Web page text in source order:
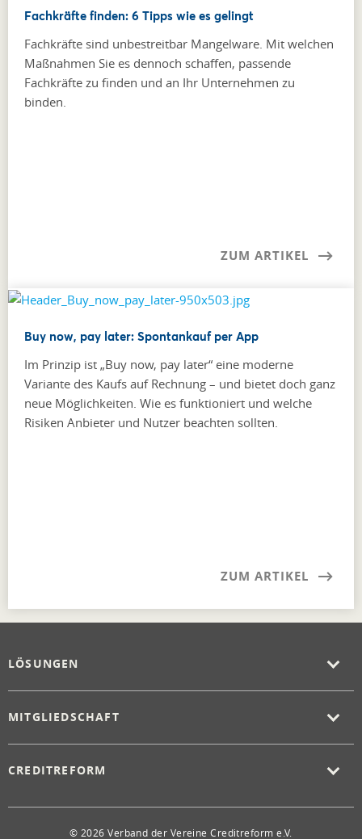
Fachkräfte finden: 6 Tipps wie es gelingt
Fachkräfte sind unbestreitbar Mangelware. Mit welchen
Maßnahmen Sie es dennoch schaffen, passende
Fachkräfte zu finden und an Ihr Unternehmen zu
binden.
ZUM ARTIKEL
Buy now, pay later: Spontankauf per App
Im Prinzip ist „Buy now, pay later“ eine moderne
Variante des Kaufs auf Rechnung – und bietet doch ganz
neue Möglichkeiten. Wie es funktioniert und welche
Risiken Anbieter und Nutzer beachten sollten.
ZUM ARTIKEL
LÖSUNGEN
MITGLIEDSCHAFT
CREDITREFORM
© 2026 Verband der Vereine Creditreform e.V.